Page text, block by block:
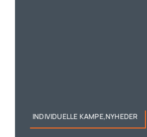
INDIVIDUELLE KAMPE,NYHEDER